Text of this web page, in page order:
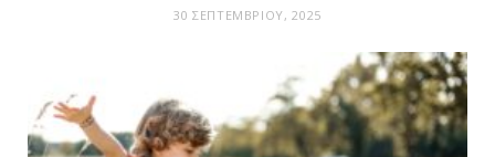
30 ΣΕΠΤΕΜΒΡΊΟΥ, 2025